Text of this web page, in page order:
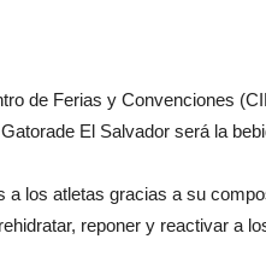
de Ferias y Convenciones
El Salvador será la
a los atletas gracias a su
reponer y reactivar a